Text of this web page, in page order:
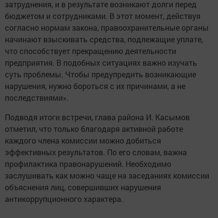
затруднения, и в результате возникают долги перед
бюджетом и сотрудниками. В этот момент, действуя
согласно нормам закона, правоохранительные органы
начинают взыскивать средства, подлежащие уплате,
что способствует прекращению деятельности
предприятия. В подобных ситуациях важно изучать
суть проблемы. Чтобы предупредить возникающие
нарушения, нужно бороться с их причинами, а не
последствиями».
Подводя итоги встречи, глава района И. Касымов
отметил, что только благодаря активной работе
каждого члена комиссии можно добиться
эффективных результатов. По его словам, важна
профилактика правонарушений. Необходимо
заслушивать как можно чаще на заседаниях комиссии
объяснения лиц, совершивших нарушения
антикоррупционного характера.